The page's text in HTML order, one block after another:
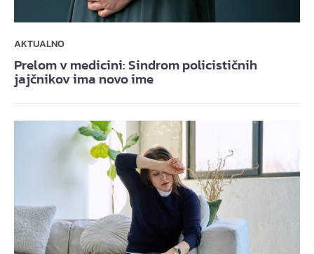
AKTUALNO
Prelom v medicini: Sindrom policističnih
jajčnikov ima novo ime